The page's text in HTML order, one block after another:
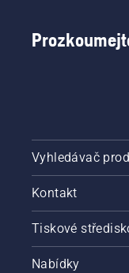
Vyhledávač
Kontakt
Tiskové
Nabídky